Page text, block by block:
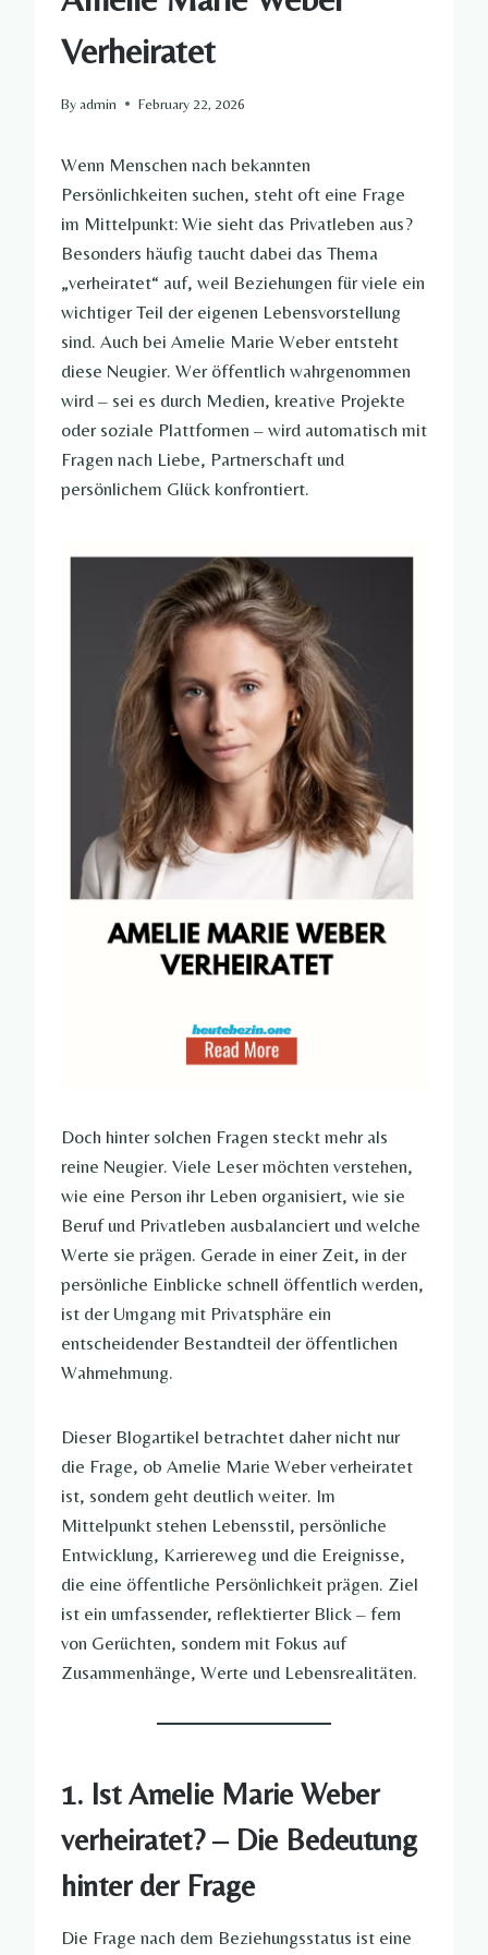
Verheiratet
By admin February 22, 2026
Wenn Menschen nach bekannten
Persönlichkeiten suchen, steht oft eine Frage
im Mittelpunkt: Wie sieht das Privatleben aus?
Besonders häufig taucht dabei das Thema
„verheiratet“ auf, weil Beziehungen für viele ein
wichtiger Teil der eigenen Lebensvorstellung
sind. Auch bei Amelie Marie Weber entsteht
diese Neugier. Wer öffentlich wahrgenommen
wird – sei es durch Medien, kreative Projekte
oder soziale Plattformen – wird automatisch mit
Fragen nach Liebe, Partnerschaft und
persönlichem Glück konfrontiert.
Doch hinter solchen Fragen steckt mehr als
reine Neugier. Viele Leser möchten verstehen,
wie eine Person ihr Leben organisiert, wie sie
Beruf und Privatleben ausbalanciert und welche
Werte sie prägen. Gerade in einer Zeit, in der
persönliche Einblicke schnell öffentlich werden,
ist der Umgang mit Privatsphäre ein
entscheidender Bestandteil der öffentlichen
Wahrnehmung.
Dieser Blogartikel betrachtet daher nicht nur
die Frage, ob Amelie Marie Weber verheiratet
ist, sondern geht deutlich weiter. Im
Mittelpunkt stehen Lebensstil, persönliche
Entwicklung, Karriereweg und die Ereignisse,
die eine öffentliche Persönlichkeit prägen. Ziel
ist ein umfassender, reflektierter Blick – fern
von Gerüchten, sondern mit Fokus auf
Zusammenhänge, Werte und Lebensrealitäten.
1. Ist Amelie Marie Weber
verheiratet? – Die Bedeutung
hinter der Frage
Die Frage nach dem Beziehungsstatus ist eine